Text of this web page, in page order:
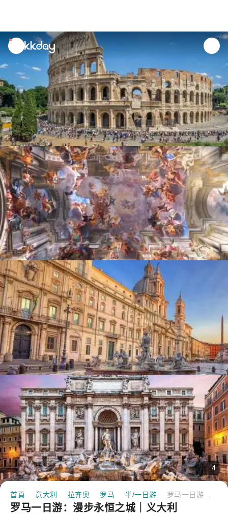
unread
notifications
4
首頁 意大利 拉齐奥 罗马 半/一日游
罗马一日游：漫步永恒之城｜义大利